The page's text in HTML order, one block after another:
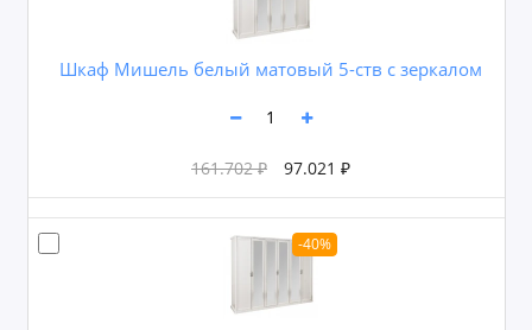
Шкаф Мишель белый матовый 5-ств с зеркалом
161.702 ₽ 97.021 ₽
-40%